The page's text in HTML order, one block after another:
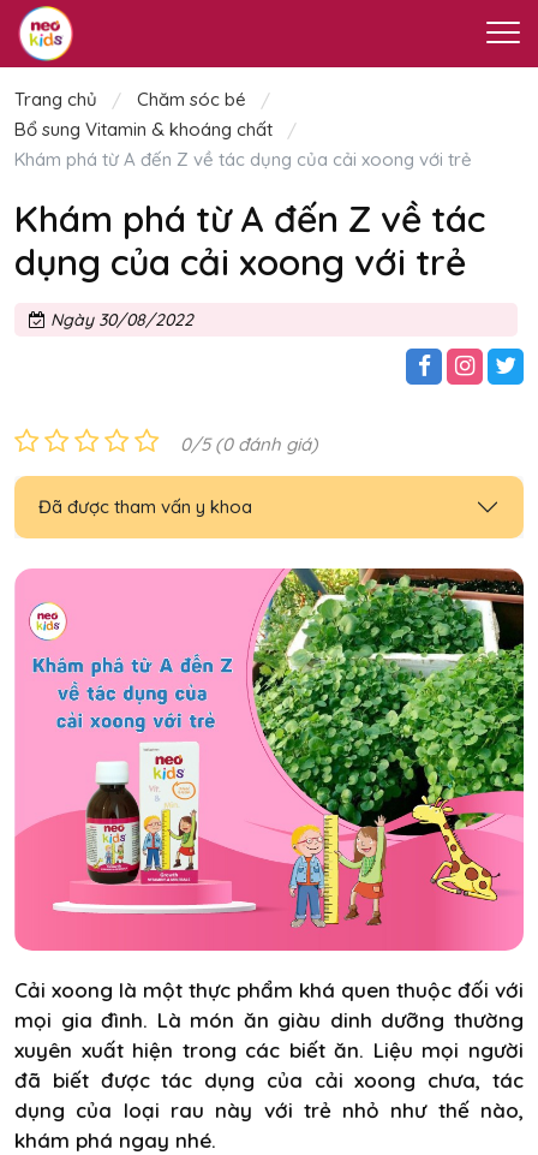
Trang chủ
Chăm sóc bé
Bổ sung Vitamin & khoáng chất
Khám phá từ A đến Z về tác dụng của cải xoong với trẻ
Khám phá từ A đến Z về tác
dụng của cải xoong với trẻ
Ngày 30/08/2022
0/5 (0 đánh giá)
Đã được tham vấn y khoa
Cải xoong là một thực phẩm khá quen thuộc đối với
mọi gia đình. Là món ăn giàu dinh dưỡng thường
xuyên xuất hiện trong các biết ăn. Liệu mọi người
đã biết được tác dụng của cải xoong chưa, tác
dụng của loại rau này với trẻ nhỏ như thế nào,
khám phá ngay nhé.